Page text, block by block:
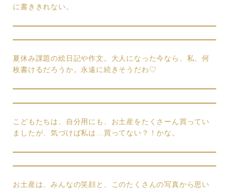
に書ききれない。
夏休み課題の絵日記や作文。大人になった今なら、私、何
枚書けるだろうか。永遠に続きそうだわ♡
こどもたちは、自分用にも、お土産をたくさーん買ってい
ましたが、気づけば私は…買ってない？！かな。
お土産は、みんなの笑顔と、このたくさんの写真から思い